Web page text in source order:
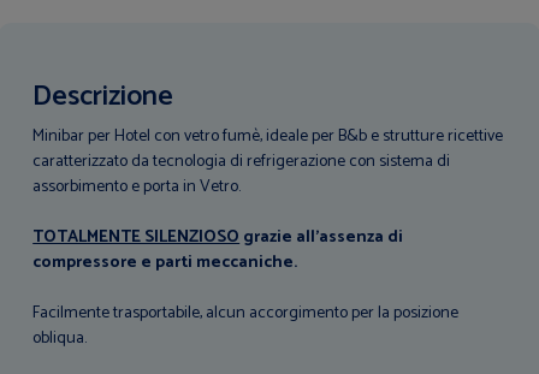
Descrizione
Minibar per Hotel con vetro fumè, ideale per B&b e strutture ricettive
caratterizzato da tecnologia di refrigerazione con sistema di
assorbimento e porta in Vetro.
TOTALMENTE SILENZIOSOgrazie all'assenza di
compressore e parti meccaniche.
Facilmente trasportabile, alcun accorgimento per la posizione
obliqua.